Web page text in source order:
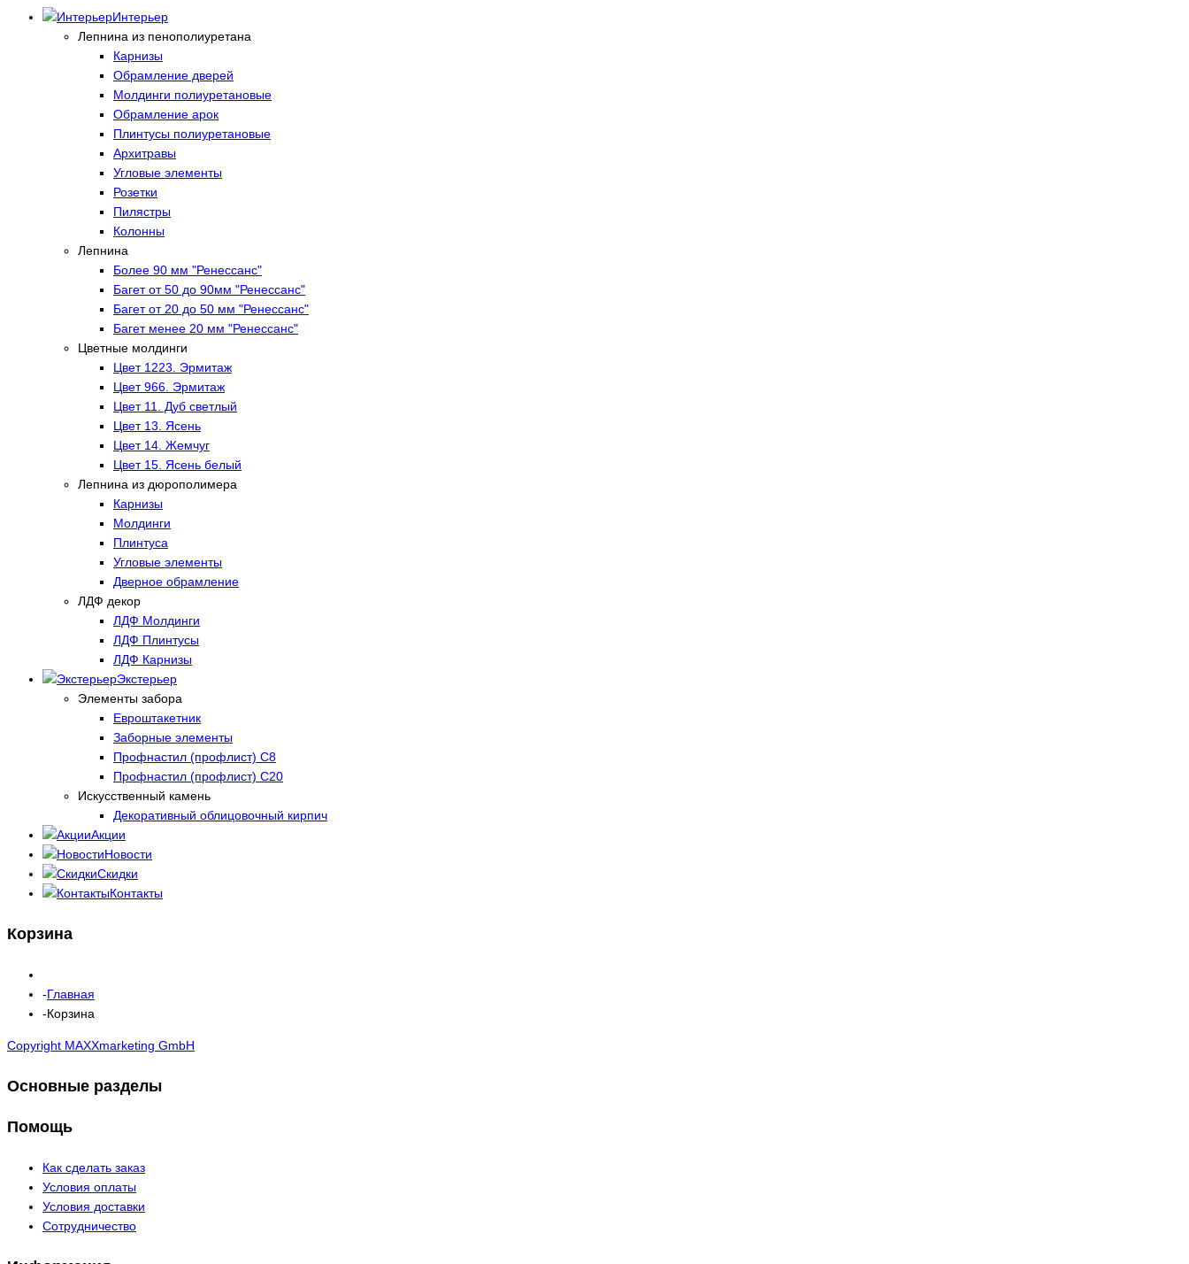
Интерьер
Лепнина из пенополиуретана
Карнизы
Обрамление дверей
Молдинги полиуретановые
Обрамление арок
Плинтусы полиуретановые
Архитравы
Угловые элементы
Розетки
Пилястры
Колонны
Лепнина
Более 90 мм "Ренессанс"
Багет от 50 до 90мм "Ренессанс"
Багет от 20 до 50 мм "Ренессанс"
Багет менее 20 мм "Ренессанс"
Цветные молдинги
Цвет 1223. Эрмитаж
Цвет 966. Эрмитаж
Цвет 11. Дуб светлый
Цвет 13. Ясень
Цвет 14. Жемчуг
Цвет 15. Ясень белый
Лепнина из дюрополимера
Карнизы
Молдинги
Плинтуса
Угловые элементы
Дверное обрамление
ЛДФ декор
ЛДФ Молдинги
ЛДФ Плинтусы
ЛДФ Карнизы
Экстерьер
Элементы забора
Евроштакетник
Заборные элементы
Профнастил (профлист) С8
Профнастил (профлист) С20
Искусственный камень
Декоративный облицовочный кирпич
Акции
Новости
Скидки
Контакты
Корзина
Главная
Корзина
Copyright MAXXmarketing GmbH
Основные разделы
Помощь
Как сделать заказ
Условия оплаты
Условия доставки
Сотрудничество